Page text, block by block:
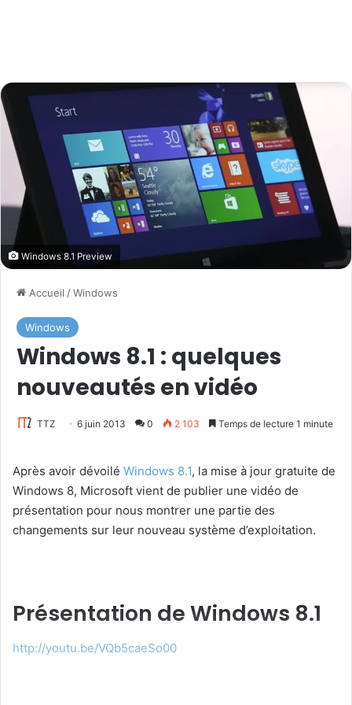
Windows 8.1 Preview
Accueil /Windows
Windows
Windows 8.1 : quelques
nouveautés en vidéo
TTZ 6 juin 2013 0 2 103 Temps de lecture 1 minute
Après avoir dévoilé Windows 8.1, la mise à jour gratuite de
Windows 8, Microsoft vient de publier une vidéo de
présentation pour nous montrer une partie des
changements sur leur nouveau système d’exploitation.
Présentation de Windows 8.1
http://youtu.be/VQb5caeSo00